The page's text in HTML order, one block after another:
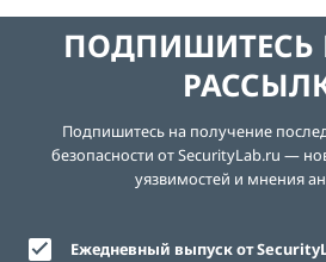
ПОДПИШИТЕСЬ
Подпишитесь на получение
безопасности от SecurityLab.ru —
уязвимостей и мнения
Ежедневный выпуск от